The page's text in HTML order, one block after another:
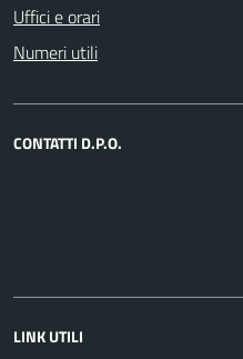
Uffici e orari
Numeri utili
CONTATTI D.P.O.
LINK UTILI